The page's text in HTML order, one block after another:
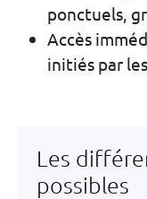
ponctuels,
Accès
initiés par
Les
possibles